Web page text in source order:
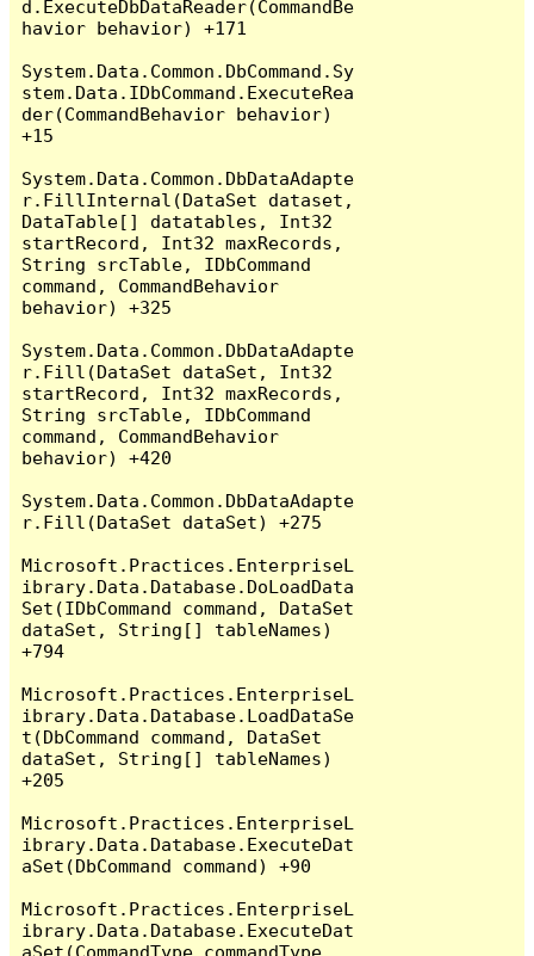
d.ExecuteDbDataReader(CommandBe
havior behavior) +171
System.Data.Common.DbCommand.Sy
stem.Data.IDbCommand.ExecuteRea
der(CommandBehavior behavior)
+15
System.Data.Common.DbDataAdapte
r.FillInternal(DataSet dataset,
DataTable[] datatables, Int32
startRecord, Int32 maxRecords,
String srcTable, IDbCommand
command, CommandBehavior
behavior) +325
System.Data.Common.DbDataAdapte
r.Fill(DataSet dataSet, Int32
startRecord, Int32 maxRecords,
String srcTable, IDbCommand
command, CommandBehavior
behavior) +420
System.Data.Common.DbDataAdapte
r.Fill(DataSet dataSet) +275
Microsoft.Practices.EnterpriseL
ibrary.Data.Database.DoLoadData
Set(IDbCommand command, DataSet
dataSet, String[] tableNames)
+794
Microsoft.Practices.EnterpriseL
ibrary.Data.Database.LoadDataSe
t(DbCommand command, DataSet
dataSet, String[] tableNames)
+205
Microsoft.Practices.EnterpriseL
ibrary.Data.Database.ExecuteDat
aSet(DbCommand command) +90
Microsoft.Practices.EnterpriseL
ibrary.Data.Database.ExecuteDat
aSet(CommandType commandType,